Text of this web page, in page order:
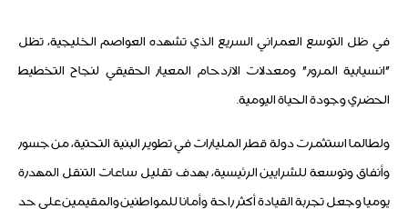
في ظل التوسع العمراني السريع الذي تشهده العواصم الخليجية، تظل
"انسيابية المرور" ومعدلات الازدحام المعيار الحقيقي لنجاح التخطيط
الحضري وجودة الحياة اليومية.
ولطالما استثمرت دولة قطر المليارات في تطوير البنية التحتية، من جسور
وأنفاق وتوسعة للشرايين الرئيسية، بهدف تقليل ساعات التنقل المهدرة
يوميا وجعل تجربة القيادة أكثر راحة وأمانا للمواطنين والمقيمين على حد